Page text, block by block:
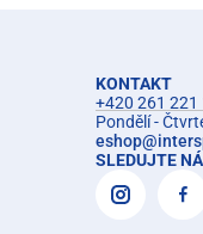
KONTAKT
+420 261 221
Pondělí -
eshop@
SLEDUJTE